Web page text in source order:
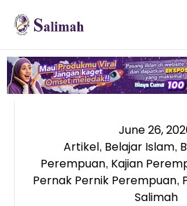
June 26,
Artikel, Belajar Islam,
Perempuan, Kajian
Pernak Pernik Perempuan,
Salimah